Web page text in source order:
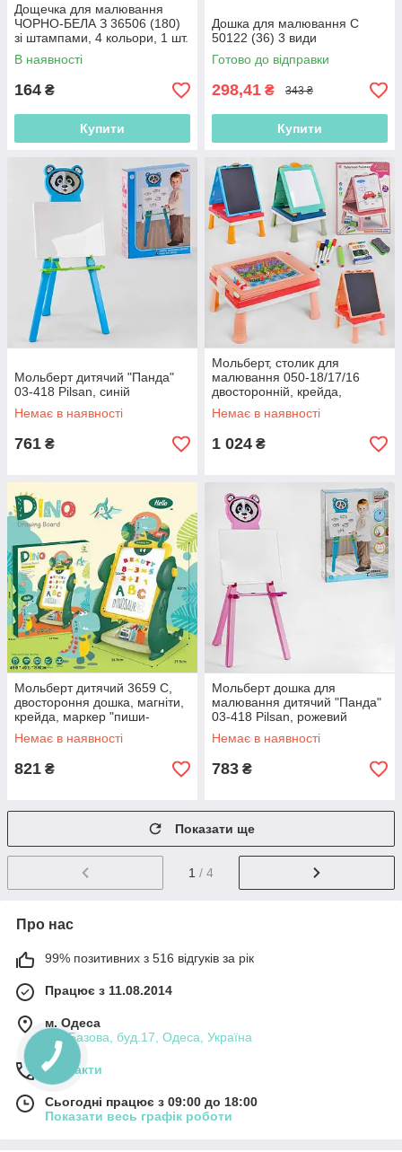
Дощечка для малювання
ЧОРНО-БЕЛА З 36506 (180)
зі штампами, 4 кольори, 1 шт.
у пакеті
В наявності
164 ₴
Купити
Дошка для малювання C
50122 (36) 3 види
Готово до відправки
298,41 ₴ 343 ₴
Купити
Мольберт дитячий "Панда"
03-418 Pilsan, синій
Немає в наявності
761 ₴
Мольберт, столик для
малювання 050-18/17/16
двосторонній, крейда,
маркери, настільні ігри
Немає в наявності
1 024 ₴
Мольберт дитячий 3659 С,
двостороння дошка, магніти,
крейда, маркер "пиши-
витирай"
Немає в наявності
821 ₴
Мольберт дошка для
малювання дитячий "Панда"
03-418 Pilsan, рожевий
Немає в наявності
783 ₴
Показати ще
1 / 4
Про нас
99% позитивних з 516 відгуків за рік
Працює з 11.08.2014
м. Одеса
вул.Базова, буд.17, Одеса, Україна
Контакти
Сьогодні працює з 09:00 до 18:00
Показати весь графік роботи